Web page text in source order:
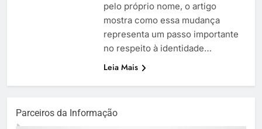
pelo próprio nome, o artigo
mostra como essa mudança
representa um passo importante
no respeito à identidade…
Leia Mais
Parceiros da Informação